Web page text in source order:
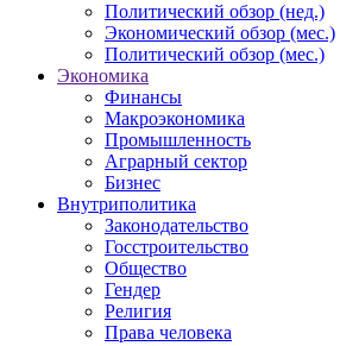
Политический обзор (нед.)
Экономический обзор (мес.)
Политический обзор (мес.)
Экономика
Финансы
Макроэкономика
Промышленность
Аграрный сектор
Бизнес
Внутриполитика
Законодательство
Госстроительство
Общество
Гендер
Религия
Права человека